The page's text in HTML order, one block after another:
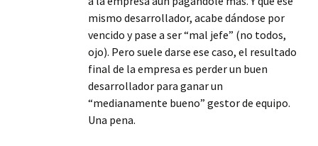
mismo desarrollador, acabe dándose por
vencido y pase a ser “mal jefe” (no todos,
ojo). Pero suele darse ese caso, el resultado
final de la empresa es perder un buen
desarrollador para ganar un
“medianamente bueno” gestor de equipo.
Una pena.